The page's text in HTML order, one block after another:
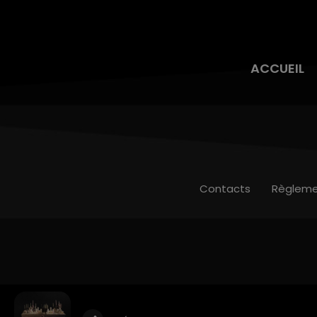
ACCUEIL
Contacts